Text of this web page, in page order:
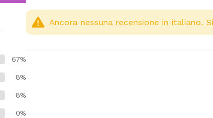
67%
8%
8%
0%
Ancora nessuna recensione in italiano.